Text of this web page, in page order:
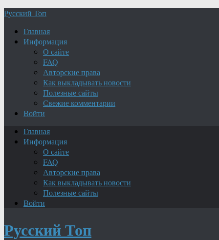
Русский Топ
Главная
Информация
О сайте
FAQ
Авторские права
Как выкладывать новости
Полезные сайты
Свежие комментарии
Войти
Главная
Информация
О сайте
FAQ
Авторские права
Как выкладывать новости
Полезные сайты
Войти
Русский Топ